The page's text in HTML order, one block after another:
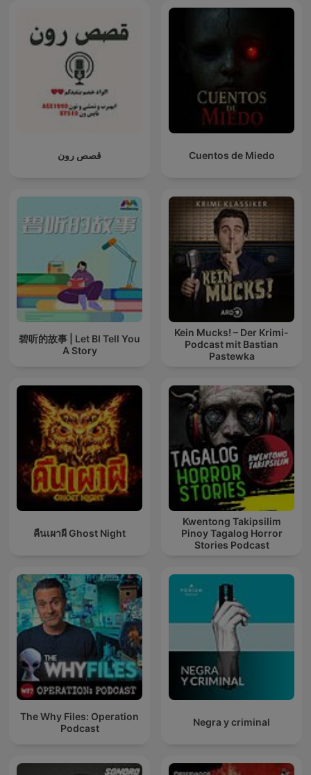
قصص رون Cuentos de Miedo
碧听的故事 | Let BI Tell You
A Story
Kein Mucks! – Der Krimi-
Podcast mit Bastian
Pastewka
คืนเผาผี Ghost Night
Kwentong Takipsilim
Pinoy Tagalog Horror
Stories Podcast
The Why Files: Operation
Podcast
Negra y criminal